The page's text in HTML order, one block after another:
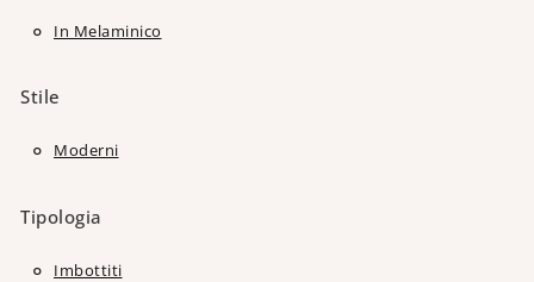
In Melaminico
Stile
Moderni
Tipologia
Imbottiti